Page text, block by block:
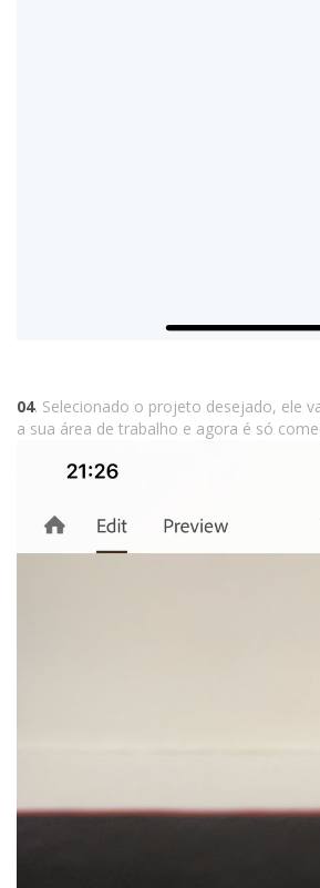
04. Selecionado o projeto desejado, ele
a sua área de trabalho e agora é só